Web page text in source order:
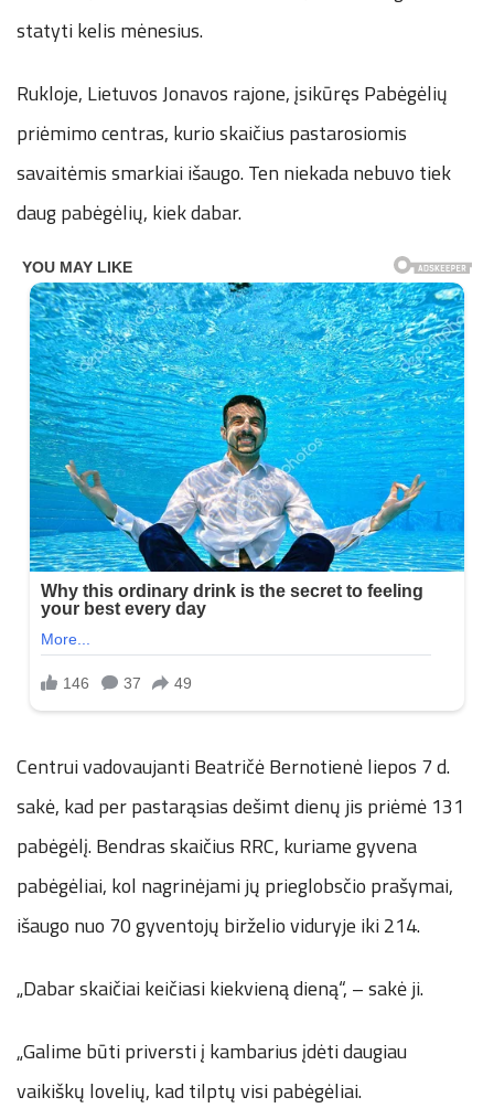
statyti kelis mėnesius.
Rukloje, Lietuvos Jonavos rajone, įsikūręs Pabėgėlių
priėmimo centras, kurio skaičius pastarosiomis
savaitėmis smarkiai išaugo. Ten niekada nebuvo tiek
daug pabėgėlių, kiek dabar.
Centrui vadovaujanti Beatričė Bernotienė liepos 7 d.
sakė, kad per pastarąsias dešimt dienų jis priėmė 131
pabėgėlį. Bendras skaičius RRC, kuriame gyvena
pabėgėliai, kol nagrinėjami jų prieglobsčio prašymai,
išaugo nuo 70 gyventojų birželio viduryje iki 214.
„Dabar skaičiai keičiasi kiekvieną dieną“, – sakė ji.
„Galime būti priversti į kambarius įdėti daugiau
vaikiškų lovelių, kad tilptų visi pabėgėliai.